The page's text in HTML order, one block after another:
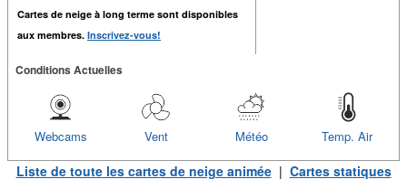
Cartes de neige à long terme sont disponibles
aux membres. Inscrivez-vous!
Conditions Actuelles
Temp. Air
Météo
Vent
Webcams
Liste de toute les cartes de neige animée| Cartes statiques